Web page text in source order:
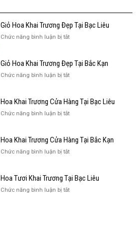
Giỏ Hoa Khai Trương Đẹp Tại Bạc Liêu
Chức năng bình luận bị tắtở
Khai
Đẹp
Liêu
Giỏ Hoa Khai Trương Đẹp Tại Bắc Kạn
Chức năng bình luận bị tắtở
Khai
Đẹp
Kạn
Hoa Khai Trương Cửa Hàng Tại Bạc Liêu
Chức năng bình luận bị tắtở
Trương
Hàng
Liêu
Hoa Khai Trương Cửa Hàng Tại Bắc Kạn
Chức năng bình luận bị tắtở
Trương
Hàng
Hoa Tươi Khai Trương Tại Bạc Liêu
Chức năng bình luận bị tắtở